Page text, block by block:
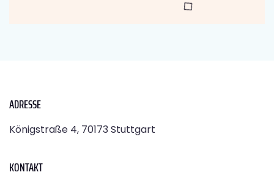
ADRESSE
Königstraße 4, 70173 Stuttgart
KONTAKT